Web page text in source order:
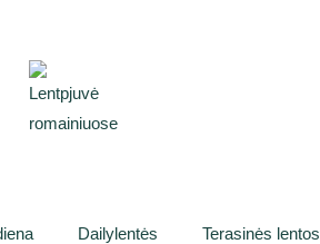
Dailylentės Terasinės lentos